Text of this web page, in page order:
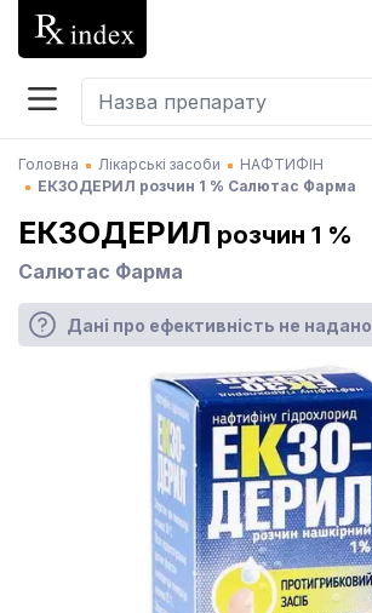
Головна Лікарські засоби
НАФТИФІН
ЕКЗОДЕРИЛ розчин 1 % Салютас Фарма
ЕКЗОДЕРИЛ розчин 1 %
Салютас Фарма
Дані про ефективність не надано